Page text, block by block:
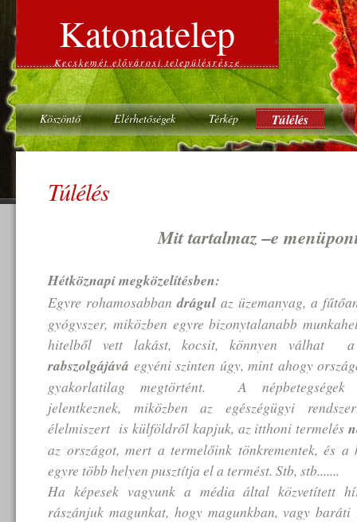
Katonatelep
Kecskemét elővárosi településrésze
Köszöntő Elérhetőségek Térkép Túlélés
Túlélés
Mit tartalmaz –e
Hétköznapi megközelítésben:
Egyre rohamosabbandrágul az üzemanyag, a
gyógyszer, miközben egyre bizonytalanabb
hitelből vett lakást, kocsit, könnyen válhat a
rabszolgájává egyéni szinten úgy, mint ahogy
gyakorlatilag megtörtént. A népbetegségek
jelentkeznek, miközben az egészégügyi
élelmiszert is külföldről kapjuk, az itthoni termelés
az országot, mert a termelőink tönkrementek, és a
egyre több helyen pusztítja el a termést. Stb, stb.......
Ha képesek vagyunk a média által közvetített
rászánjuk magunkat, hogy magunkban, vagy baráti